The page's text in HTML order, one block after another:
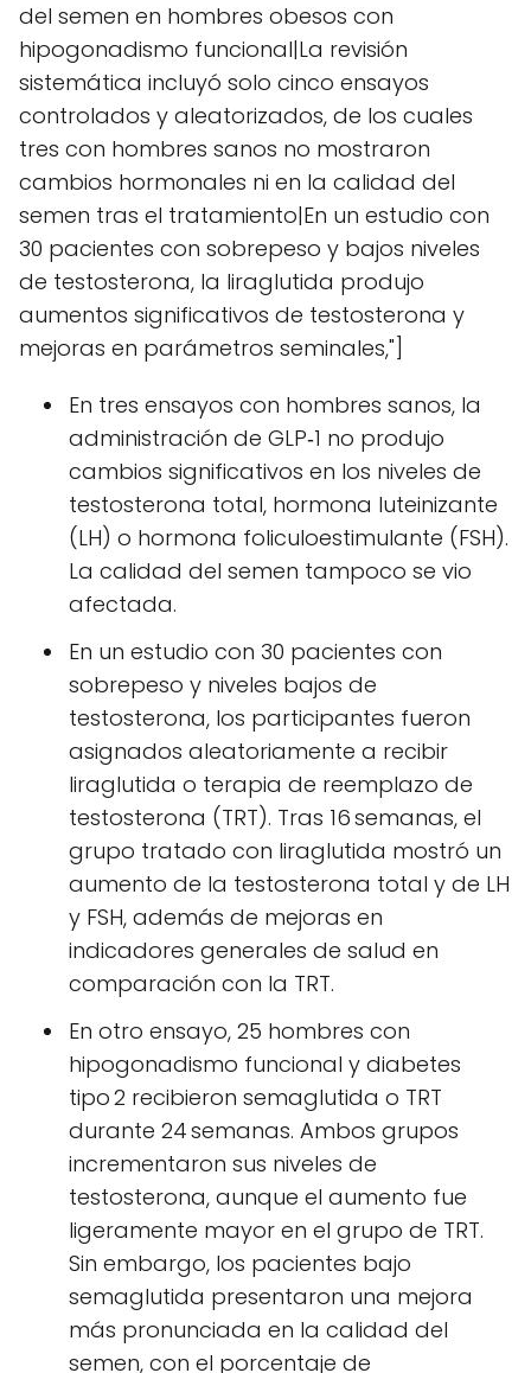
del semen en hombres obesos con
hipogonadismo funcional|La revisión
sistemática incluyó solo cinco ensayos
controlados y aleatorizados, de los cuales
tres con hombres sanos no mostraron
cambios hormonales ni en la calidad del
semen tras el tratamiento|En un estudio con
30 pacientes con sobrepeso y bajos niveles
de testosterona, la liraglutida produjo
aumentos significativos de testosterona y
mejoras en parámetros seminales,"]
En tres ensayos con hombres sanos, la
administración de GLP‑1 no produjo
cambios significativos en los niveles de
testosterona total, hormona luteinizante
(LH) o hormona foliculoestimulante (FSH).
La calidad del semen tampoco se vio
afectada.
En un estudio con 30 pacientes con
sobrepeso y niveles bajos de
testosterona, los participantes fueron
asignados aleatoriamente a recibir
liraglutida o terapia de reemplazo de
testosterona (TRT). Tras 16 semanas, el
grupo tratado con liraglutida mostró un
aumento de la testosterona total y de LH
y FSH, además de mejoras en
indicadores generales de salud en
comparación con la TRT.
En otro ensayo, 25 hombres con
hipogonadismo funcional y diabetes
tipo 2 recibieron semaglutida o TRT
durante 24 semanas. Ambos grupos
incrementaron sus niveles de
testosterona, aunque el aumento fue
ligeramente mayor en el grupo de TRT.
Sin embargo, los pacientes bajo
semaglutida presentaron una mejora
más pronunciada en la calidad del
semen, con el porcentaje de